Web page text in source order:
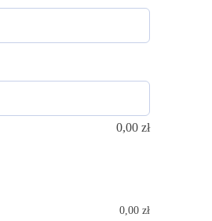
0,00 zł
0,00 zł